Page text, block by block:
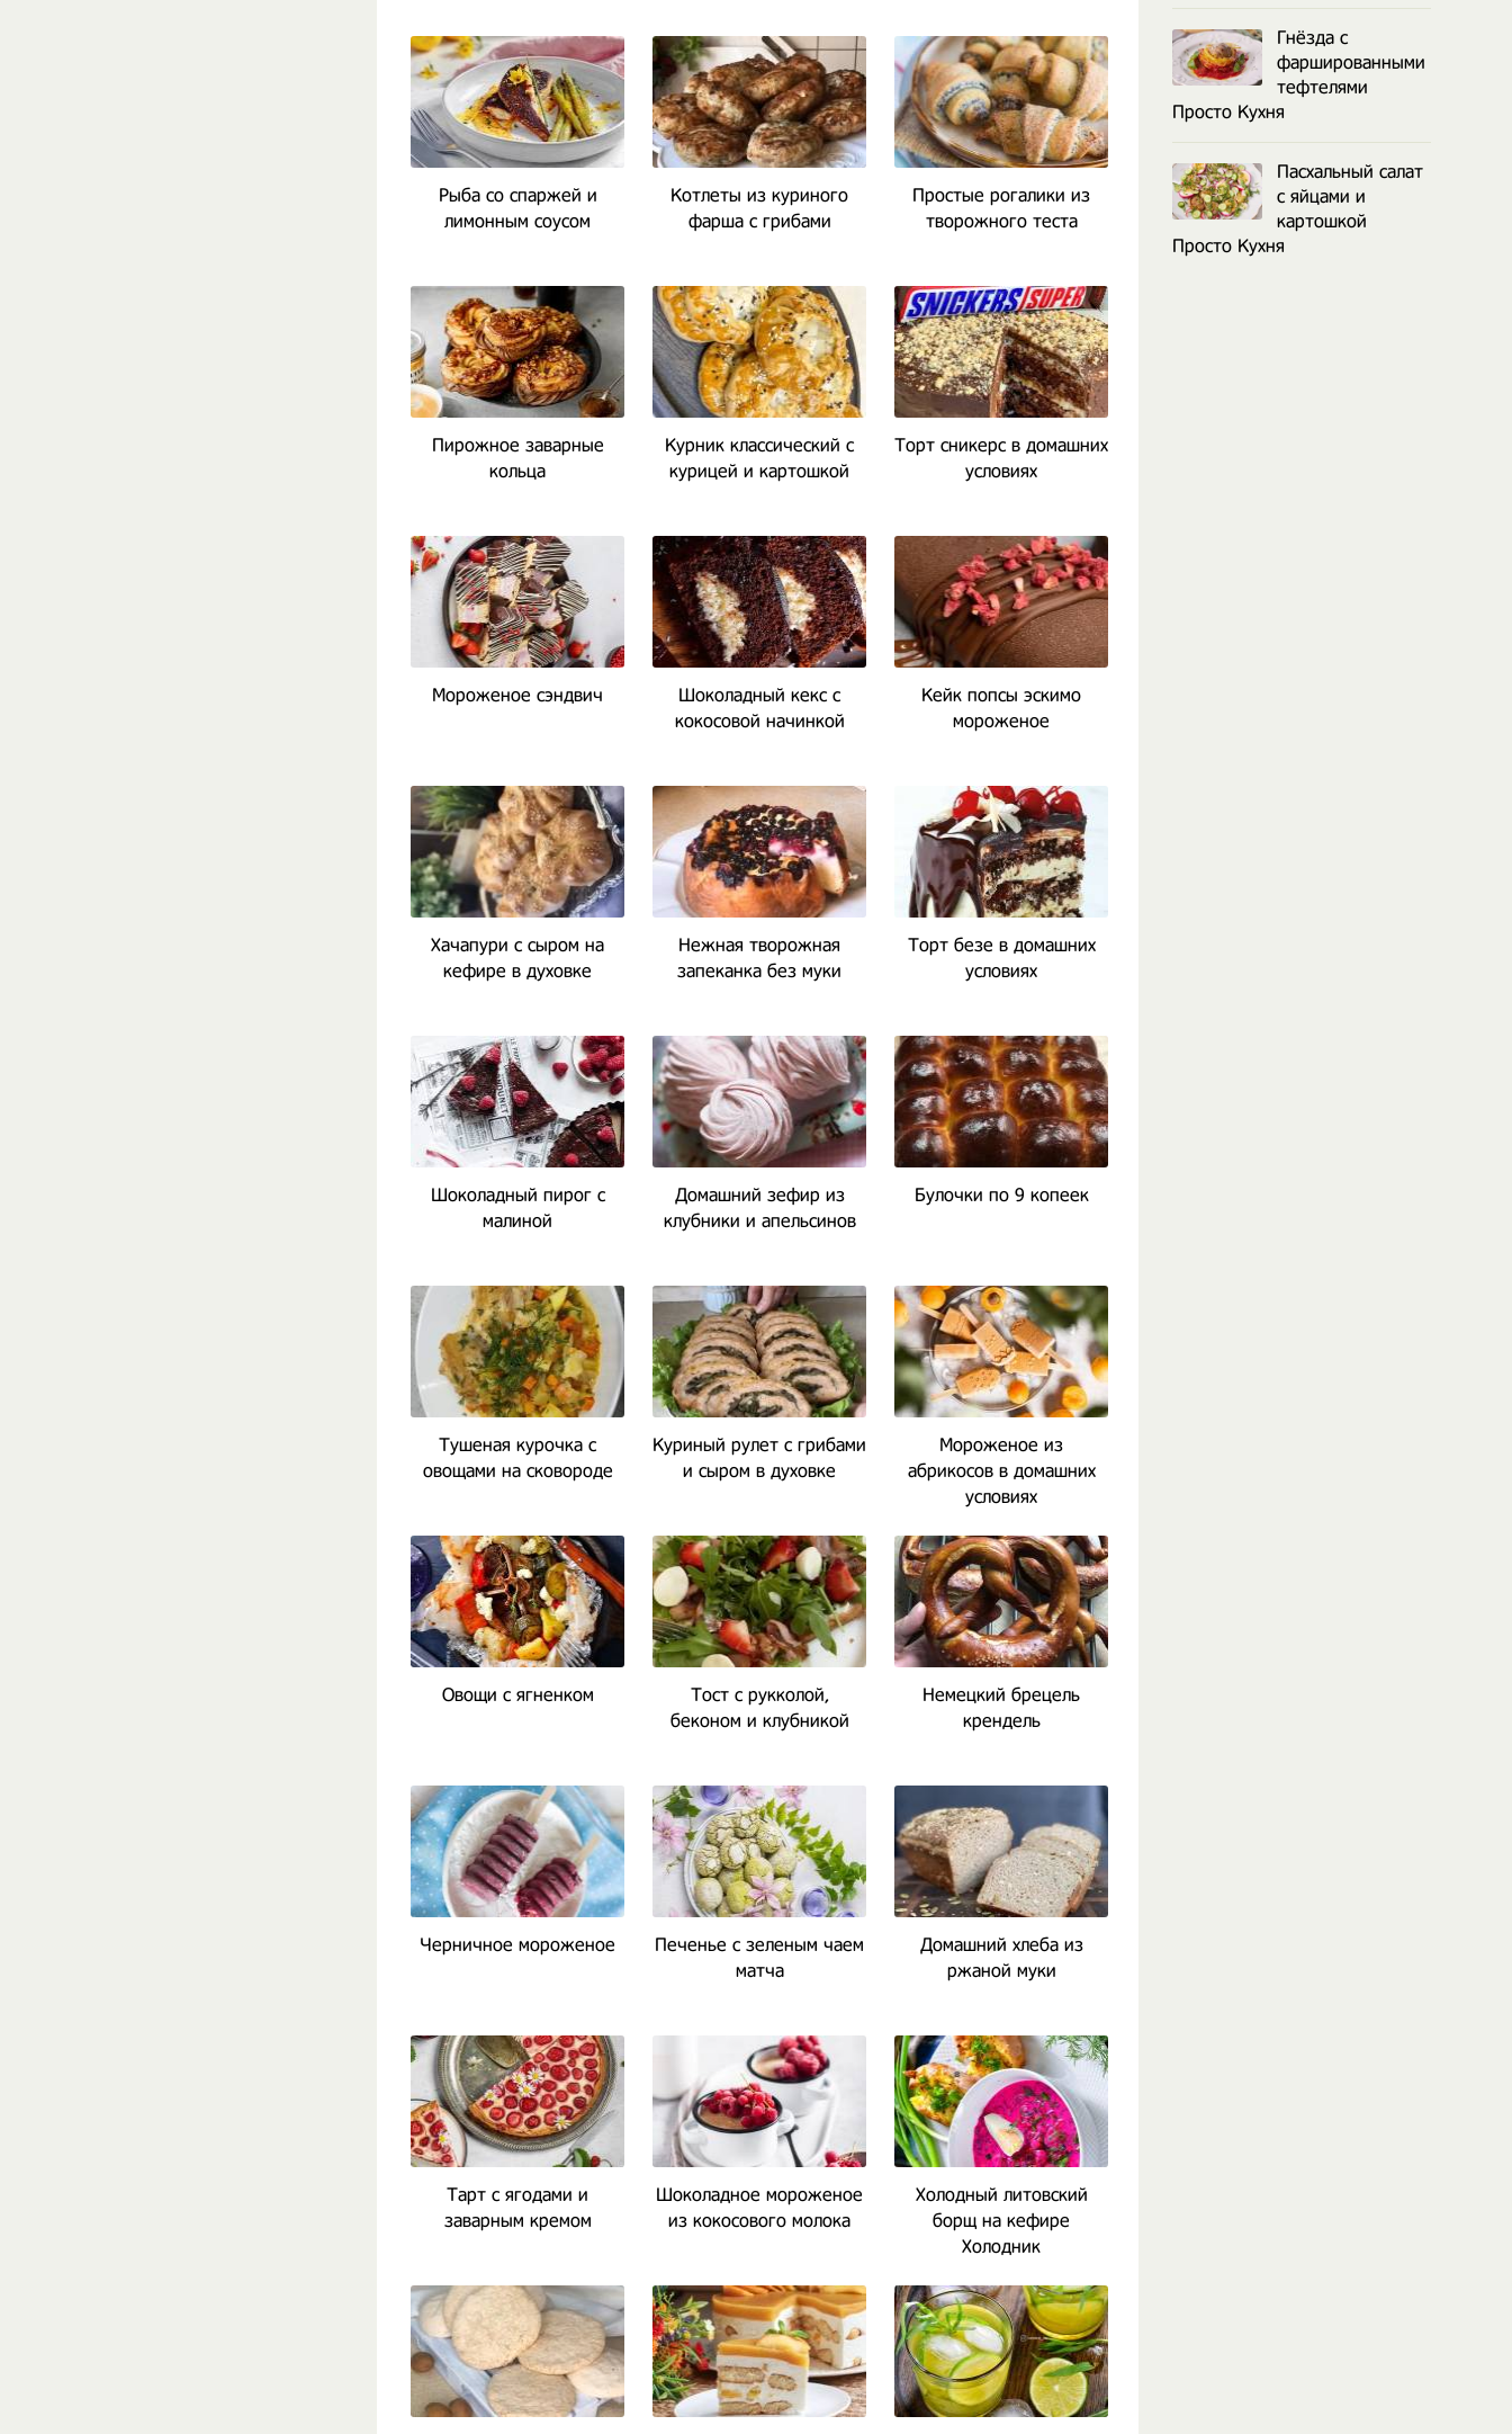
Рыба со спаржей и
лимонным соусом
Котлеты из куриного
фарша с грибами
Простые рогалики из
творожного теста
Пирожное заварные
кольца
Курник классический с
курицей и картошкой
Торт сникерс в домашних
условиях
Мороженое сэндвич
Шоколадный кекс с
кокосовой начинкой
Кейк попсы эскимо
мороженое
Хачапури с сыром на
кефире в духовке
Нежная творожная
запеканка без муки
Торт безе в домашних
условиях
Шоколадный пирог с
малиной
Домашний зефир из
клубники и апельсинов
Булочки по 9 копеек
Тушеная курочка с
овощами на сковороде
Куриный рулет с грибами
и сыром в духовке
Мороженое из
абрикосов в домашних
условиях
Овощи с ягненком
Тост с рукколой,
беконом и клубникой
Немецкий брецель
крендель
Черничное мороженое
Печенье с зеленым чаем
матча
Домашний хлеба из
ржаной муки
Тарт с ягодами и
заварным кремом
Шоколадное мороженое
из кокосового молока
Холодный литовский
борщ на кефире
Холодник
Гнёзда с
фаршированными
тефтелями
Просто Кухня
Пасхальный салат
с яйцами и
картошкой
Просто Кухня